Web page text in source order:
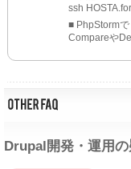
ssh
■ PhpStormで
Compareや
Drupal開発・運用